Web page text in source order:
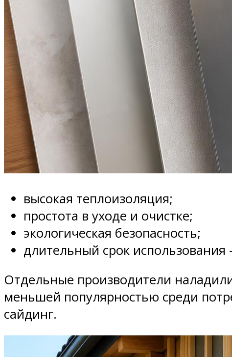
высокая теплоизоляция;
простота в уходе и очистке;
экологическая безопасность;
длительный срок использования
Отдельные производители
меньшей популярностью среди
сайдинг.